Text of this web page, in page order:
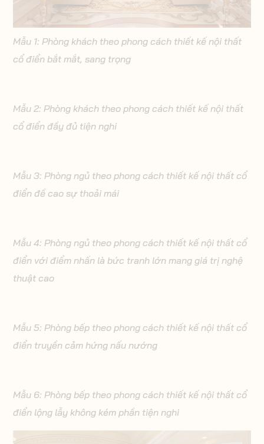
Mẫu 1: Phòng khách theo phong cách thiết kế nội thất
cổ điển bắt mắt, sang trọng
Mẫu 2: Phòng khách theo phong cách thiết kế nội thất
cổ điển đầy đủ tiện nghi
Mẫu 3: Phòng ngủ theo phong cách thiết kế nội thất cổ
điển đề cao sự thoải mái
Mẫu 4: Phòng ngủ theo phong cách thiết kế nội thất cổ
điển với điểm nhấn là bức tranh lớn mang giá trị nghệ
thuật cao
Mẫu 5: Phòng bếp theo phong cách thiết kế nội thất cổ
điển truyền cảm hứng nấu nướng
Mẫu 6: Phòng bếp theo phong cách thiết kế nội thất cổ
điển lộng lẫy không kém phần tiện nghi